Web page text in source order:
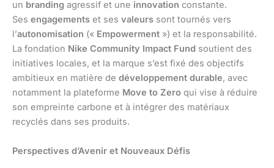
un branding agressif et une innovation constante.
Ses engagements et ses valeurs sont tournés vers
l’autonomisation (« Empowerment ») et la responsabilité.
La fondation Nike Community Impact Fund soutient des
initiatives locales, et la marque s’est fixé des objectifs
ambitieux en matière de développement durable, avec
notamment la plateforme Move to Zero qui vise à réduire
son empreinte carbone et à intégrer des matériaux
recyclés dans ses produits.
Perspectives d’Avenir et Nouveaux Défis